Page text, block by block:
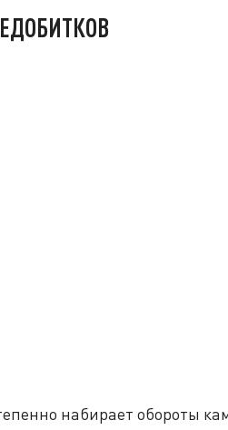
набирает обороты